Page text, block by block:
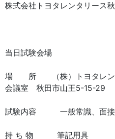
株式会社トヨタレンタリー
当日試験会場
場 所 （株）トヨタレン
会議室 秋田市山王5-15-29
試験内容 一般常識、面接
持 ち 物 筆記用具